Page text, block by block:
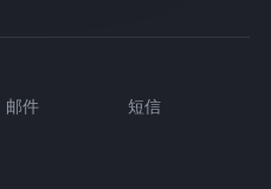
邮件
短信